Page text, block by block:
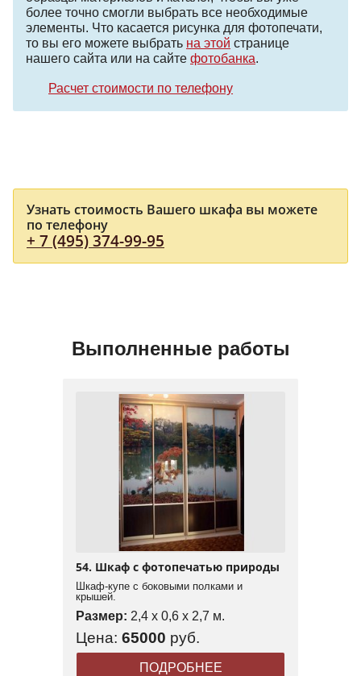
более точно смогли выбрать все необходимые
элементы. Что касается рисунка для фотопечати,
то вы его можете выбрать на этой странице
нашего сайта или на сайте фотобанка.
Расчет стоимости по телефону
Узнать стоимость Вашего шкафа вы можете
по телефону
+ 7 (495) 374-99-95
Выполненные работы
54. Шкаф с фотопечатью природы
Шкаф-купе с боковыми полками и
крышей.
Размер: 2,4 x 0,6 x 2,7 м.
Цена: 65000 руб.
ПОДРОБНЕЕ